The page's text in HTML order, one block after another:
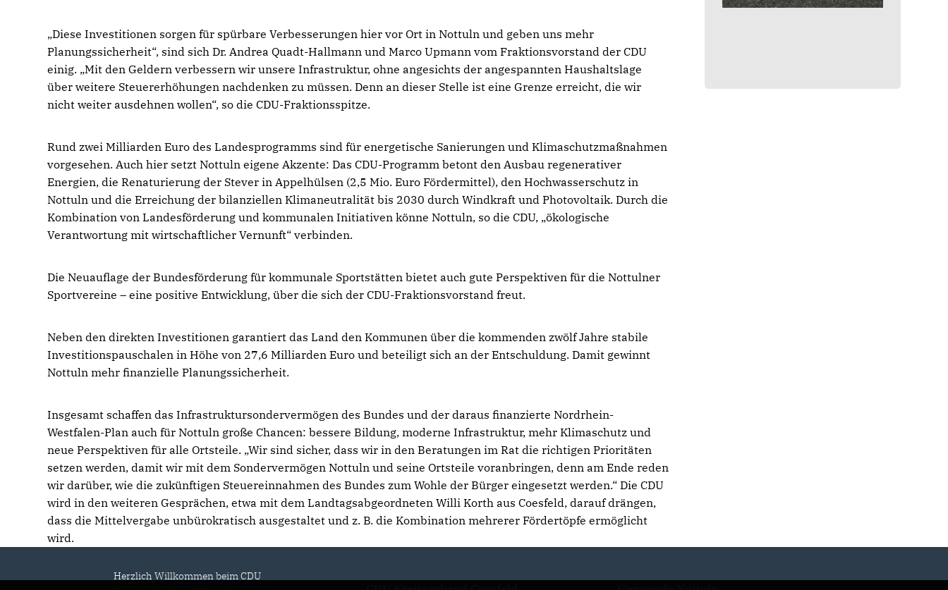
Diese Investitionen sorgen für spürbare Verbesserungen hier vor Ort in Nottuln und geben uns mehr
Planungssicherheit“, sind sich Dr. Andrea Quadt-Hallmann und Marco Upmann vom Fraktionsvorstand der CDU
einig. „Mit den Geldern verbessern wir unsere Infrastruktur, ohne angesichts der angespannten Haushaltslage
über weitere Steuererhöhungen nachdenken zu müssen. Denn an dieser Stelle ist eine Grenze erreicht, die wir
nicht weiter ausdehnen wollen“, so die CDU-Fraktionsspitze.
Rund zwei Milliarden Euro des Landesprogramms sind für energetische Sanierungen und Klimaschutzmaßnahmen
vorgesehen. Auch hier setzt Nottuln eigene Akzente: Das CDU-Programm betont den Ausbau regenerativer
Energien, die Renaturierung der Stever in Appelhülsen (2,5 Mio. Euro Fördermittel), den Hochwasserschutz in
Nottuln und die Erreichung der bilanziellen Klimaneutralität bis 2030 durch Windkraft und Photovoltaik. Durch die
Kombination von Landesförderung und kommunalen Initiativen könne Nottuln, so die CDU, „ökologische
Verantwortung mit wirtschaftlicher Vernunft“ verbinden.
Die Neuauflage der Bundesförderung für kommunale Sportstätten bietet auch gute Perspektiven für die Nottulner
Sportvereine – eine positive Entwicklung, über die sich der CDU-Fraktionsvorstand freut.
Neben den direkten Investitionen garantiert das Land den Kommunen über die kommenden zwölf Jahre stabile
Investitionspauschalen in Höhe von 27,6 Milliarden Euro und beteiligt sich an der Entschuldung. Damit gewinnt
Nottuln mehr finanzielle Planungssicherheit.
Insgesamt schaffen das Infrastruktursondervermögen des Bundes und der daraus finanzierte Nordrhein-
Westfalen-Plan auch für Nottuln große Chancen: bessere Bildung, moderne Infrastruktur, mehr Klimaschutz und
neue Perspektiven für alle Ortsteile. „Wir sind sicher, dass wir in den Beratungen im Rat die richtigen Prioritäten
setzen werden, damit wir mit dem Sondervermögen Nottuln und seine Ortsteile voranbringen, denn am Ende reden
wir darüber, wie die zukünftigen Steuereinnahmen des Bundes zum Wohle der Bürger eingesetzt werden.“ Die CDU
wird in den weiteren Gesprächen, etwa mit dem Landtagsabgeordneten Willi Korth aus Coesfeld, darauf drängen,
dass die Mittelvergabe unbürokratisch ausgestaltet und z. B. die Kombination mehrerer Fördertöpfe ermöglicht
wird.
Herzlich Willkommen beim CDU